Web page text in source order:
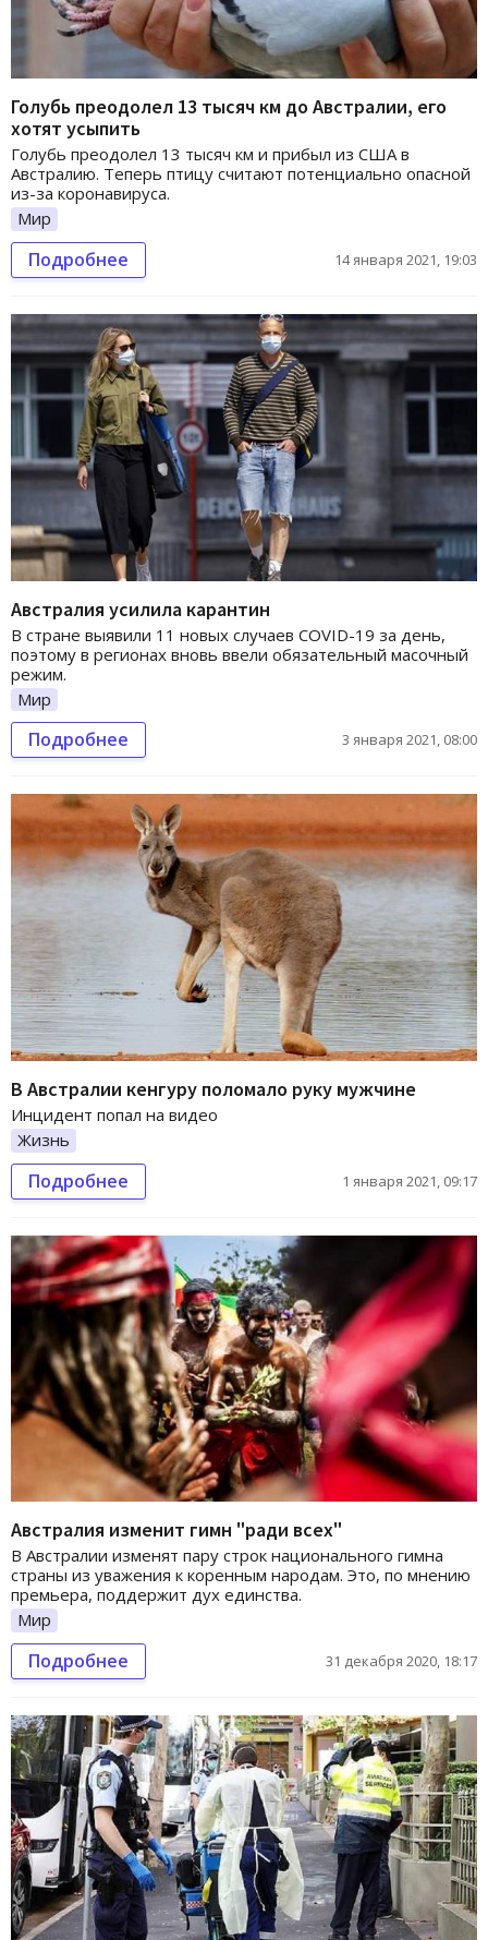
Голубь преодолел 13 тысяч км до Австралии, его
хотят усыпить
Голубь преодолел 13 тысяч км и прибыл из США в
Австралию. Теперь птицу считают потенциально опасной
из-за коронавируса.
Мир
Подробнее 14 января 2021, 19:03
Австралия усилила карантин
В стране выявили 11 новых случаев COVID-19 за день,
поэтому в регионах вновь ввели обязательный масочный
режим.
Мир
Подробнее 3 января 2021, 08:00
В Австралии кенгуру поломало руку мужчине
Инцидент попал на видео
Жизнь
Подробнее 1 января 2021, 09:17
Австралия изменит гимн "ради всех"
В Австралии изменят пару строк национального гимна
страны из уважения к коренным народам. Это, по мнению
премьера, поддержит дух единства.
Мир
Подробнее 31 декабря 2020, 18:17